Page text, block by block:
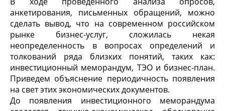
анкетирования, письменных обращений, можно
сделать вывод, что на современном российском
рынке бизнес-услуг, сложилась некая
неопределенность в вопросах определений и
толкований ряда близких понятий, таких как:
инвестиционный меморандум, ТЭО и бизнес-план.
Приведем объяснение периодичность появления
на свет этих экономических документов.
До появления инвестиционного меморандума